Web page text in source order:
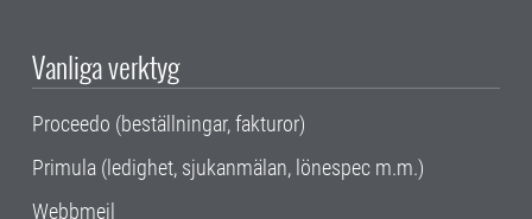
Vanliga verktyg
Proceedo (beställningar, fakturor)
Primula (ledighet, sjukanmälan, lönespec m.m.)
Webbmejl